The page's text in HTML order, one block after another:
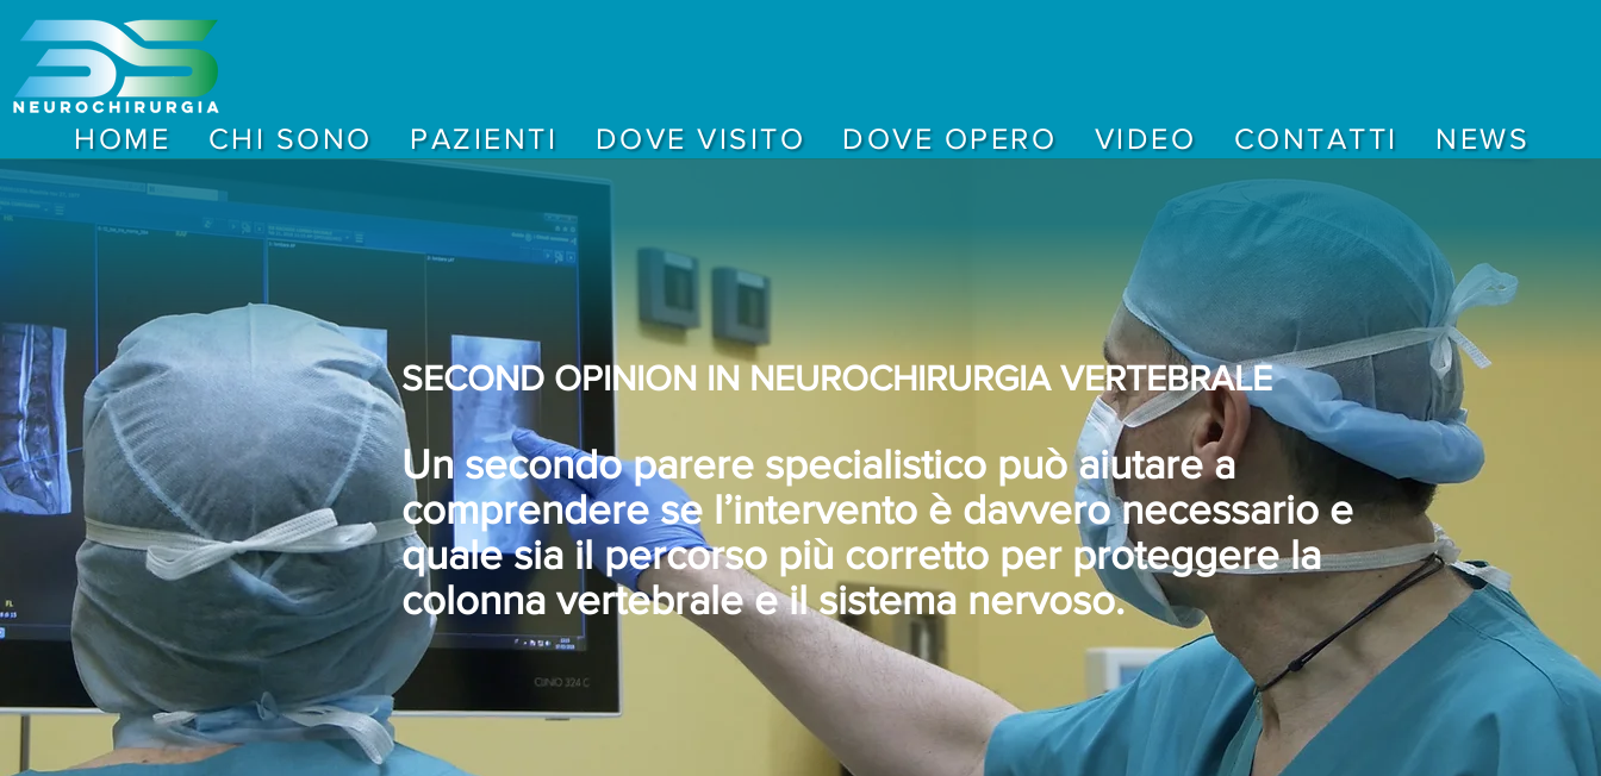
HOME CHI SONO PAZIENTI DOVE VISITO DOVE OPERO VIDEO CONTATTI NEWS
SECOND OPINION IN NEUROCHIRURGIA VERTEBRALE
Un secondo parere specialistico può aiutare a
comprendere se l’intervento è davvero necessario e
quale sia il percorso più corretto per proteggere la
colonna vertebrale e il sistema nervoso.